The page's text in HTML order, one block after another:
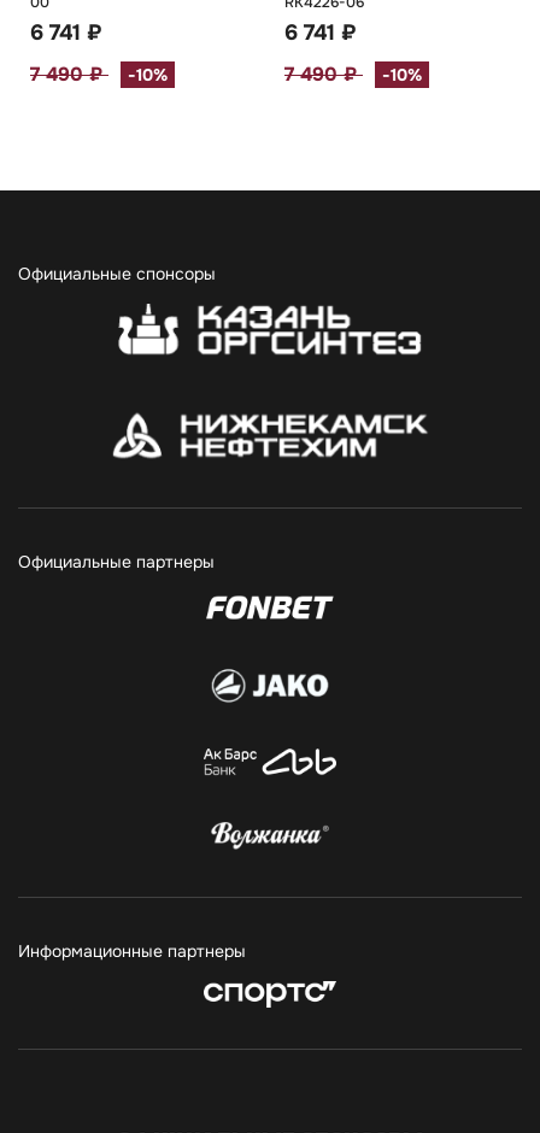
6 741 ₽
7 490 ₽ -10%
6 741 ₽
7 490 ₽ -10%
Официальные спонсоры
Официальные партнеры
Информационные партнеры